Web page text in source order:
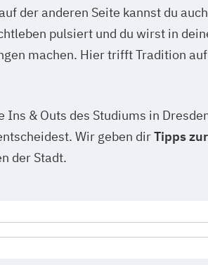
der anderen Seite kannst du
pulsiert und du wirst in
machen. Hier trifft Tradition
& Outs des Studiums in
Wir geben dirTipps
der Stadt.